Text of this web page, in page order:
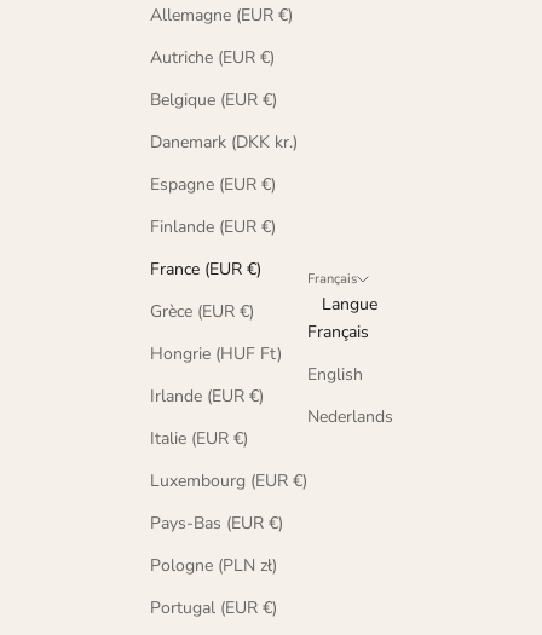
Allemagne (EUR €)
Autriche (EUR €)
Belgique (EUR €)
Danemark (DKK kr.)
Espagne (EUR €)
Finlande (EUR €)
France (EUR €)
Grèce (EUR €)
Hongrie (HUF Ft)
Irlande (EUR €)
Italie (EUR €)
Luxembourg (EUR €)
Pays-Bas (EUR €)
Pologne (PLN zł)
Portugal (EUR €)
Français
Langue
Français
English
Nederlands